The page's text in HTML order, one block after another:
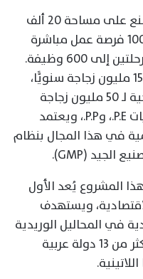
وأضاف: تأتي المرحلة الثانية للمصنع على مساحة 20 ألف
متر مربع، وتتيح المرحلة الجديدة 100 فرصة عمل مباشرة
ليرتفع حجم العمالة الإجمالية للمرحلتين إلى 600 وظيفة.
وتبلغ الطاقة الإنتاجية للتوسعات 15 مليون زجاجة سنويًّا،
تزيد بدورها إجمالي الطاقة الإنتاجية لـ 50 مليون زجاجة
محاليل طبية وريدية سنويًّا بنوعيات P.E.، وP.P.، ويعتمد
في هذا المجال بنظام
المشروع يُعد الأول
ويستهدف
في المحاليل الوريدية
الاستراتيجية، إلى جانب التصدير لأكثر من 13 دولة عربية